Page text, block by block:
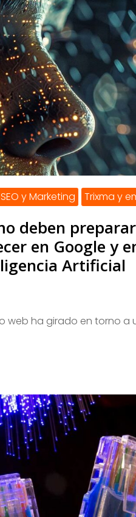
SEO y Marketing Trixma y
deben
en Google y
Artificial
web ha girado en torno a